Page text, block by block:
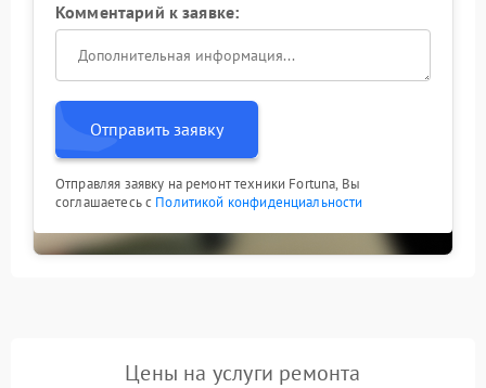
Комментарий к заявке:
Отправить заявку
Отправляя заявку на ремонт техники Fortuna, Вы
соглашаетесь с Политикой конфиденциальности
Цены на услуги ремонта